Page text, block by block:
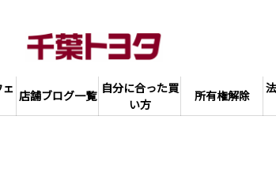
店舗ブログ一覧 自分に合った買
い方
所有権解除